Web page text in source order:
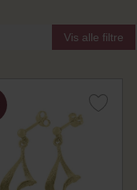
Vis alle filtre